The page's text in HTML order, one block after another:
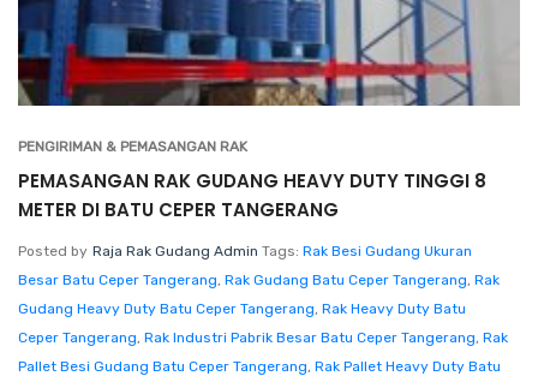
PENGIRIMAN & PEMASANGAN RAK
PEMASANGAN RAK GUDANG HEAVY DUTY TINGGI 8
METER DI BATU CEPER TANGERANG
Posted by Raja Rak Gudang Admin Tags: Rak Besi Gudang Ukuran
Besar Batu Ceper Tangerang, Rak Gudang Batu Ceper Tangerang, Rak
Gudang Heavy Duty Batu Ceper Tangerang, Rak Heavy Duty Batu
Ceper Tangerang, Rak Industri Pabrik Besar Batu Ceper Tangerang, Rak
Pallet Besi Gudang Batu Ceper Tangerang, Rak Pallet Heavy Duty Batu